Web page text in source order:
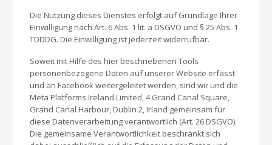
Die Nutzung dieses Dienstes erfolgt auf Grundlage Ihrer
Einwilligung nach Art. 6 Abs. 1 lit. a DSGVO und § 25 Abs. 1
TDDDG. Die Einwilligung ist jederzeit widerrufbar.
Soweit mit Hilfe des hier beschriebenen Tools
personenbezogene Daten auf unserer Website erfasst
und an Facebook weitergeleitet werden, sind wir und die
Meta Platforms Ireland Limited, 4 Grand Canal Square,
Grand Canal Harbour, Dublin 2, Irland gemeinsam für
diese Datenverarbeitung verantwortlich (Art. 26 DSGVO).
Die gemeinsame Verantwortlichkeit beschränkt sich